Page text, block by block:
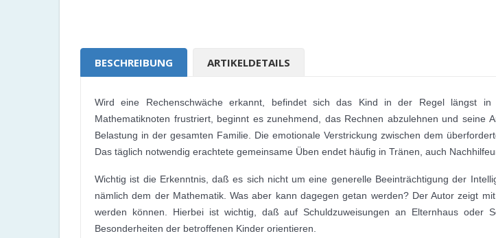
BESCHREIBUNG ARTIKELDETAILS
Wird eine Rechenschwäche erkannt, befindet sich das Kind in der Regel längst
Mathematiknoten frustriert, beginnt es zunehmend, das Rechnen abzulehnen und seine
Belastung in der gesamten Familie. Die emotionale Verstrickung zwischen dem
Das täglich notwendig erachtete gemeinsame Üben endet häufig in Tränen, auch
Wichtig ist die Erkenntnis, daß es sich nicht um eine generelle Beeinträchtigung der
nämlich dem der Mathematik. Was aber kann dagegen getan werden? Der Autor zeigt
werden können. Hierbei ist wichtig, daß auf Schuldzuweisungen an Elternhaus oder
Besonderheiten der betroffenen Kinder orientieren.